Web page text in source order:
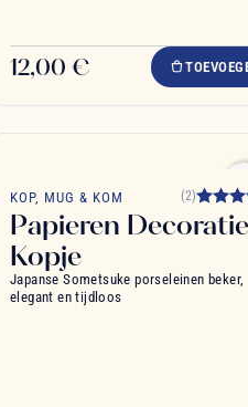
12,00 €
KOP, MUG & KOM (2)
Papieren Decoratie
Kopje
Japanse Sometsuke porseleinen beker,
elegant en tijdloos